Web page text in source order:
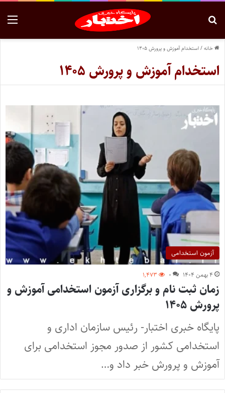
خانه/استخدام آموزش و پرورش ۱۴۰۵
استخدام آموزش و پرورش ۱۴۰۵
آزمون استخدامی
۴ بهمن ۱۴۰۴ ۰ ۱,۴۷۳
زمان ثبت نام و برگزاری آزمون استخدامی آموزش و
پرورش ۱۴۰۵
پایگاه خبری اختبار- رئیس سازمان اداری و
استخدامی کشور از صدور مجوز استخدامی برای
آموزش و پرورش خبر داد و…